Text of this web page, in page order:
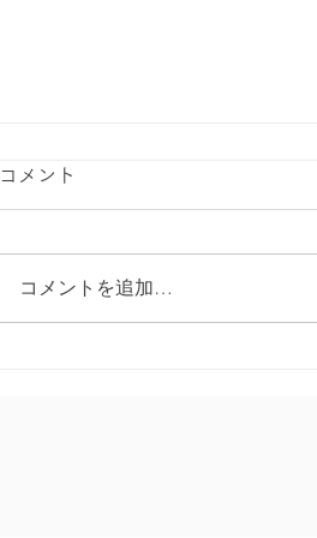
コメント
コメントを追加…